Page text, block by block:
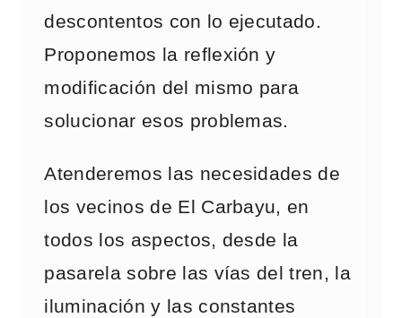
descontentos con lo ejecutado.
Proponemos la reflexión y
modificación del mismo para
solucionar esos problemas.
Atenderemos las necesidades de
los vecinos de El Carbayu, en
todos los aspectos, desde la
pasarela sobre las vías del tren, la
iluminación y las constantes